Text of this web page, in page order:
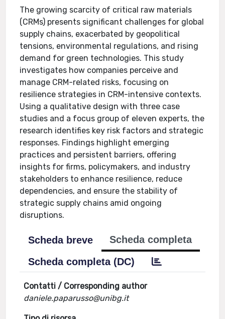
The growing scarcity of critical raw materials
(CRMs) presents significant challenges for global
supply chains, exacerbated by geopolitical
tensions, environmental regulations, and rising
demand for green technologies. This study
investigates how companies perceive and
manage CRM-related risks, focusing on
resilience strategies in CRM-intensive contexts.
Using a qualitative design with three case
studies and a focus group of eleven experts, the
research identifies key risk factors and strategic
responses. Findings highlight emerging
practices and persistent barriers, offering
insights for firms, policymakers, and industry
stakeholders to enhance resilience, reduce
dependencies, and ensure the stability of
strategic supply chains amid ongoing
disruptions.
Scheda breve
Scheda completa
Scheda completa (DC)
Contatti / Corresponding author
daniele.paparusso@unibg.it